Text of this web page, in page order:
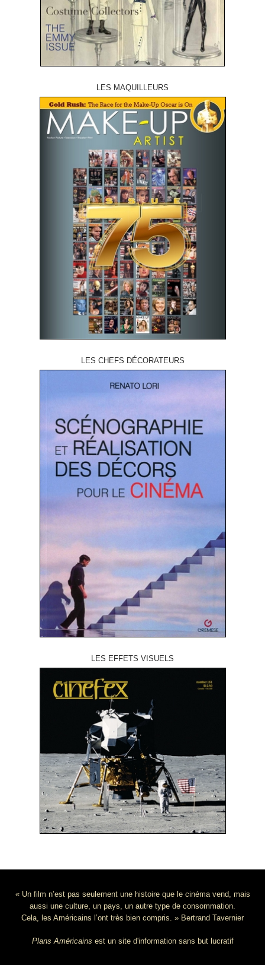
LES MAQUILLEURS
LES CHEFS DÉCORATEURS
LES EFFETS VISUELS
« Un film n’est pas seulement une histoire que le cinéma vend, mais
aussi une culture, un pays, un autre type de consommation.
Cela, les Américains l’ont très bien compris. » Bertrand Tavernier
Plans Américains est un site d'information sans but lucratif